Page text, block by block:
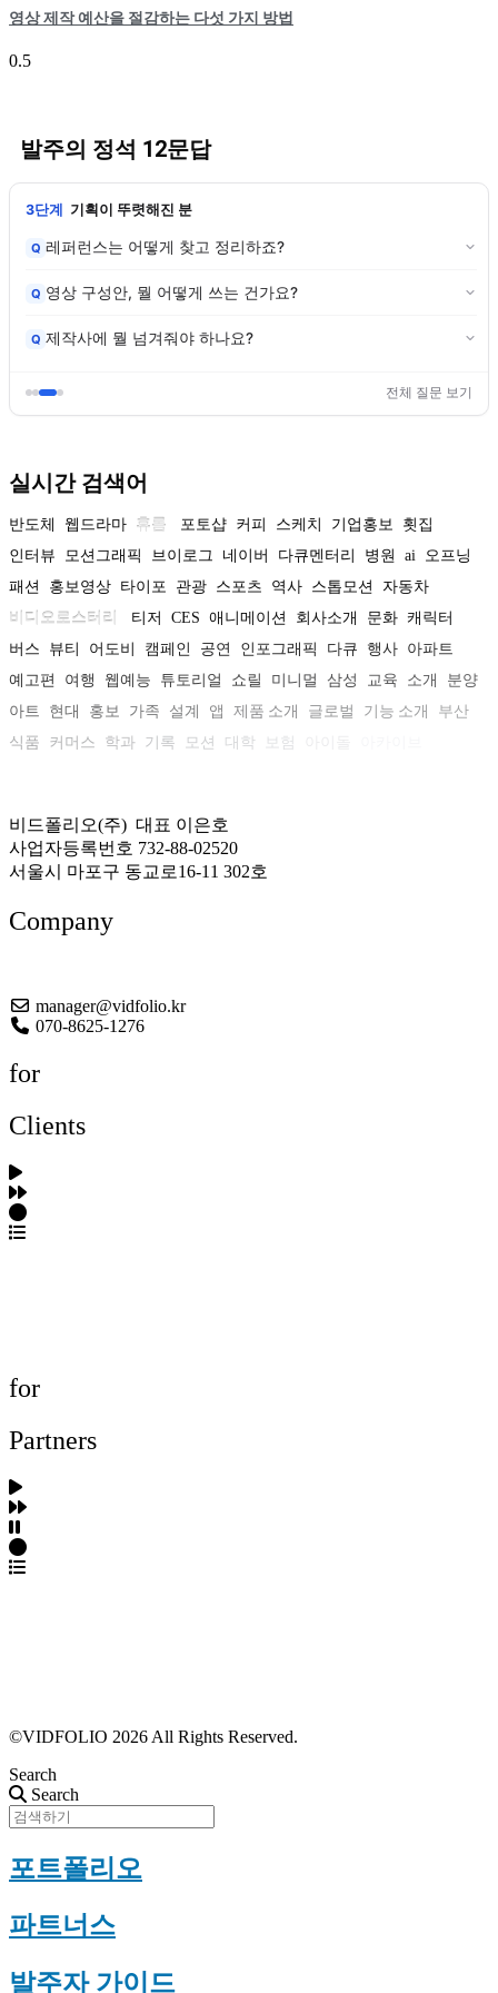
영상 제작 예산을 절감하는 다섯 가지 방법
발주의 정석 12문답
3단계 기획이 뚜렷해진 분
Q 레퍼런스는 어떻게 찾고 정리하죠?
Q 영상 구성안, 뭘 어떻게 쓰는 건가요?
Q 제작사에 뭘 넘겨줘야 하나요?
전체 질문 보기
실시간 검색어
반도체 웹드라마 휴롬 포토샵 커피 스케치 기업홍보
횟집
인터뷰
모션그래픽 브이로그 네이버 다큐멘터리 병원 ai 오프닝
패션
홍보영상 타이포 관광 스포츠 역사 스톱모션
자동차
비디오로스터리
티저 CES 애니메이션 회사소개 문화 캐릭터
버스
뷰티 어도비 캠페인 공연 인포그래픽 다큐 행사 아파트
예고편
여행 웹예능 튜토리얼 쇼릴 미니멀 삼성 교육 소개
분양
아트
현대 홍보 가족 설계 앱 제품 소개 글로벌 기능 소개
부산
식품
커머스 학과 기록 모션 대학 보험
비드폴리오(주) 대표 이은호
사업자등록번호 732-88-02520
서울시 마포구 동교로16-11 302호
Company
manager@vidfolio.kr
070-8625-1276
for
Clients
for
Partners
©VIDFOLIO 2026 All Rights Reserved.
Search
Search
포트폴리오
파트너스
발주자 가이드